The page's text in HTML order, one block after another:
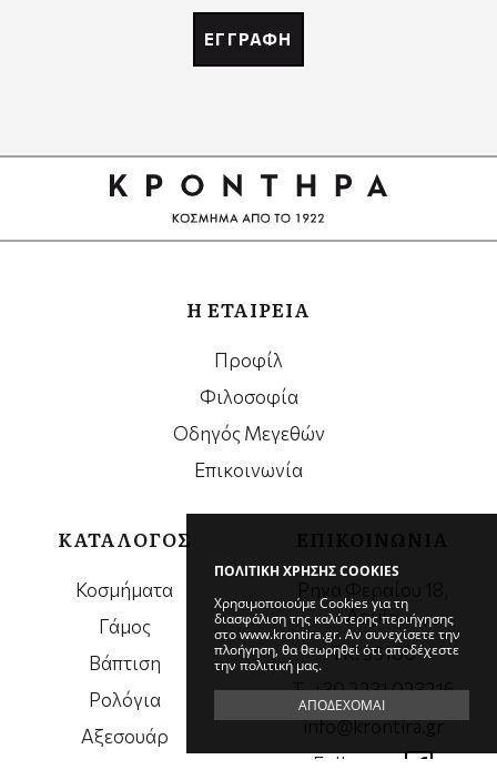
ΠΟΛΙΤΙΚΗ ΧΡΗΣΗΣ COOKIES
Χρησιμοποιούμε Cookies για τη
διασφάλιση της καλύτερης περιήγησης
στο www.krontira.gr. Αν συνεχίσετε την
πλοήγηση, θα θεωρηθεί ότι αποδέχεστε
την πολιτική μας.
ΑΠΟΔΕΧΟΜΑΙ
ΕΓΓΡΑΦΗ
Η ΕΤΑΙΡΕΙΑ
Προφίλ
Φιλοσοφία
Οδηγός Μεγεθών
Επικοινωνία
ΚΑΤΑΛΟΓΟΣ
Κοσμήματα
Γάμος
Βάπτιση
Ρολόγια
Αξεσουάρ
Λαμία
ΤΚ. 35100
Τ. +30 2231 023216
info@krontira.gr
Follow us